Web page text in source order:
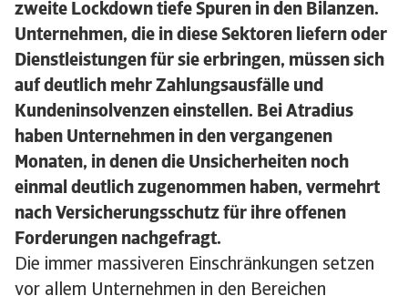
zweite Lockdown tiefe Spuren in den Bilanzen.
Unternehmen, die in diese Sektoren liefern oder
Dienstleistungen für sie erbringen, müssen sich
auf deutlich mehr Zahlungsausfälle und
Kundeninsolvenzen einstellen. Bei Atradius
haben Unternehmen in den vergangenen
Monaten, in denen die Unsicherheiten noch
einmal deutlich zugenommen haben, vermehrt
nach Versicherungsschutz für ihre offenen
Forderungen nachgefragt.
Die immer massiveren Einschränkungen setzen
vor allem Unternehmen in den Bereichen